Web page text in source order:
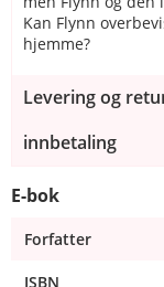
Kan Flynn
hjemme?
Levering og
innbetaling
E-bok
Forfatter
ISBN